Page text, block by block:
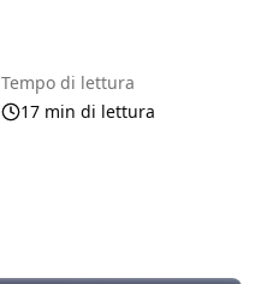
Tempo di lettura
17 min di lettura